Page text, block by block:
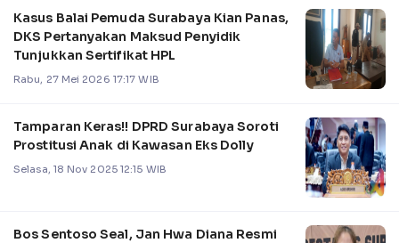
Kasus Balai Pemuda Surabaya Kian Panas,
DKS Pertanyakan Maksud Penyidik
Tunjukkan Sertifikat HPL
Rabu, 27 Mei 2026 17:17 WIB
Tamparan Keras!! DPRD Surabaya Soroti
Prostitusi Anak di Kawasan Eks Dolly
Selasa, 18 Nov 2025 12:15 WIB
Bos Sentoso Seal, Jan Hwa Diana Resmi